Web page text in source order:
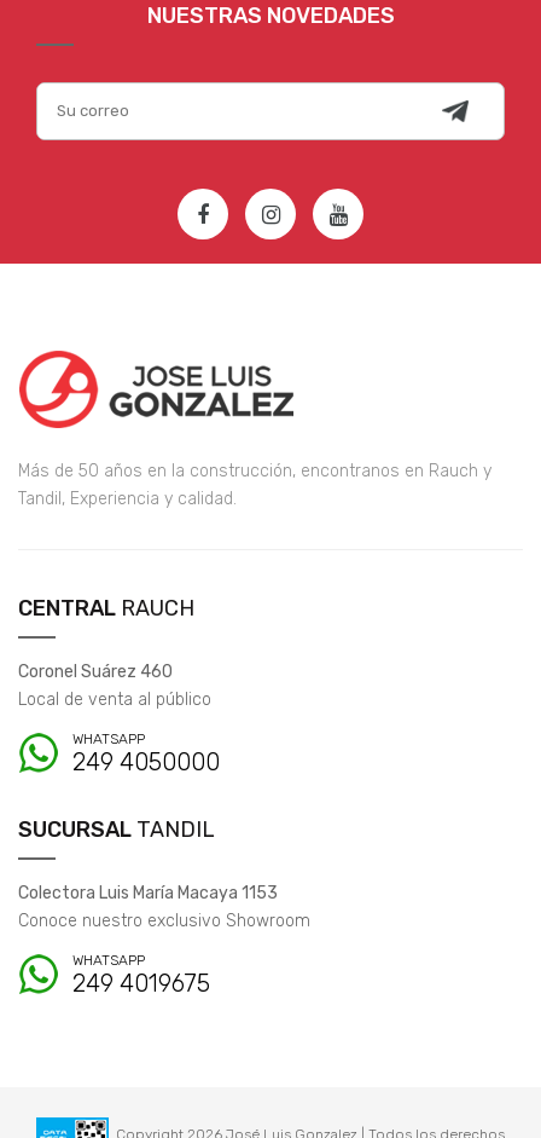
NUESTRAS NOVEDADES
Más de 50 años en la construcción, encontranos en Rauch y
Tandil, Experiencia y calidad.
CENTRAL RAUCH
Coronel Suárez 460
Local de venta al público
WHATSAPP
249 4050000
SUCURSAL TANDIL
Colectora Luis María Macaya 1153
Conoce nuestro exclusivo Showroom
WHATSAPP
249 4019675
Copyright 2026 José Luis Gonzalez | Todos los derechos